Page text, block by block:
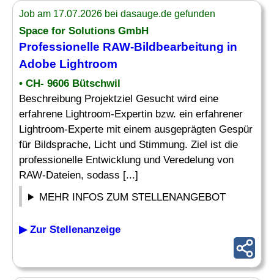
Job am 17.07.2026 bei dasauge.de gefunden
Space for Solutions GmbH
Professionelle RAW-Bildbearbeitung in
Adobe Lightroom
• CH- 9606 Bütschwil
Beschreibung Projektziel Gesucht wird eine
erfahrene Lightroom-Expertin bzw. ein erfahrener
Lightroom-Experte mit einem ausgeprägten Gespür
für Bildsprache, Licht und Stimmung. Ziel ist die
professionelle Entwicklung und Veredelung von
RAW-Dateien, sodass [...]
MEHR INFOS ZUM STELLENANGEBOT
▶ Zur Stellenanzeige